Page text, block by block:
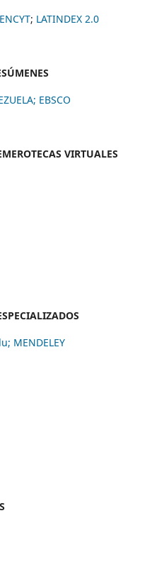
; LATINDEX 2.0
EBSCO
VIRTUALES
MENDELEY